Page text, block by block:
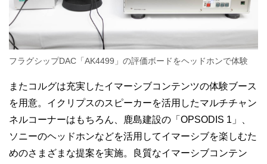
フラグシップDAC「AK4499」の評価ボードをヘッドホンで体験
またコルグは充実したイマーシブコンテンツの体験ブース
を用意。イクリプスのスピーカーを活用したマルチチャン
ネルコーナーはもちろん、鹿島建設の「OPSODIS 1」、
ソニーのヘッドホンなどを活用してイマーシブを楽しむた
めのさまざまな提案を実施。良質なイマーシブコンテン